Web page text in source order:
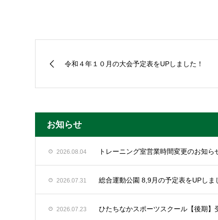
令和４年１０月の大会予定表をUPしました！
お知らせ
2026.08.04 トレーニング室営業時間変更のお知
2026.07.31 総合運動公園 8,9月の予定表をUPしま
2026.07.23 ひたちなかスポーツスクール【後期】